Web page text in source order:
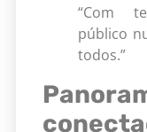
“Com
público
todos.”